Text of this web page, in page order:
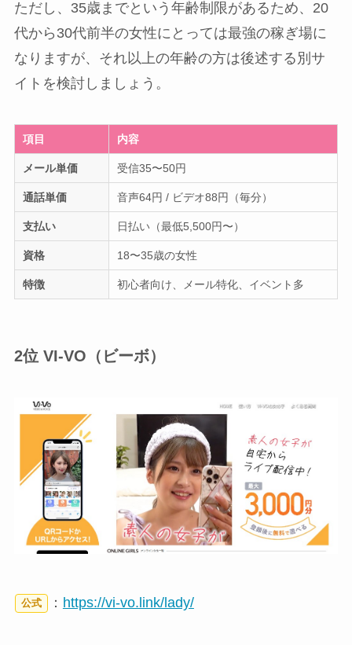
ただし、35歳までという年齢制限があるため、20
代から30代前半の女性にとっては最強の稼ぎ場に
なりますが、それ以上の年齢の方は後述する別サ
イトを検討しましょう。
項目 内容
メール単価 受信35〜50円
通話単価 音声64円 / ビデオ88円（毎分）
支払い 日払い（最低5,500円〜）
資格 18〜35歳の女性
特徴 初心者向け、メール特化、イベント多
2位 VI-VO（ビーボ）
公式 ： https://vi-vo.link/lady/